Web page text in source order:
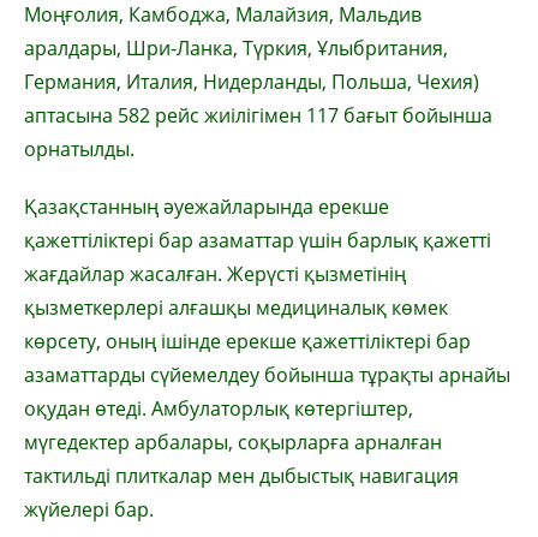
Моңғолия, Камбоджа, Малайзия, Мальдив
аралдары, Шри-Ланка, Түркия, Ұлыбритания,
Германия, Италия, Нидерланды, Польша, Чехия)
аптасына 582 рейс жиілігімен 117 бағытбойынша
орнатылды.
Қазақстанның әуежайларында ерекше
қажеттіліктері бар азаматтар үшін барлық қажетті
жағдайлар жасалған. Жерүсті қызметінің
қызметкерлері алғашқы медициналық көмек
көрсету, оның ішінде ерекше қажеттіліктері бар
азаматтарды сүйемелдеу бойынша тұрақты арнайы
оқудан өтеді. Амбулаторлық көтергіштер,
мүгедектер арбалары, соқырларға арналған
тактильді плиткалар мен дыбыстық навигация
жүйелері бар.